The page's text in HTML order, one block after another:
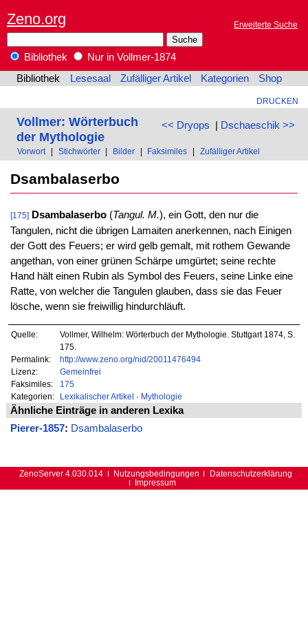
Zeno.org Erweiterte Suche
Bibliothek
Nur in Vollmer-1874
Bibliothek
Lesesaal Zufälliger Artikel Kategorien Shop
DRUCKEN
<< Dryops | Dschaeschik >>
Vollmer: Wörterbuch
der Mythologie
Vorwort Stichwörter Bilder Faksimiles Zufälliger Artikel
Dsambalaserbo
[175] Dsambalaserbo(Tangul. M.), ein Gott, den nur die
Tangulen, nicht die übrigen Lamaiten anerkennen, nach Einigen
der Gott des Feuers; er wird gelb gemalt, mit rothem Gewande
angethan, von einer grünen Schärpe umgürtet; seine rechte
Hand hält einen Rubin als Symbol des Feuers, seine Linke eine
Ratte, von welcher die Tangulen glauben, dass sie das Feuer
lösche, wenn sie freiwillig hindurchläuft.
Quelle:
Vollmer, Wilhelm: Wörterbuch der Mythologie. Stuttgart 1874, S.
175.
Permalink:
http://www.zeno.org/nid/20011476494
Lizenz:
Gemeinfrei
Faksimiles:
175
Kategorien:
Lexikalischer Artikel · Mythologie
Ähnliche Einträge in anderen Lexika
Pierer-1857: Dsambalaserbo
ZenoServer 4.030.014 Nutzungsbedingungen
Datenschutzerklärung
Impressum